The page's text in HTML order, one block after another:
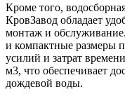
Кроме того,
КровЗавод обладает
монтаж и
и компактные размеры
усилий и затрат
м3, что обеспечивает
дождевой воды.